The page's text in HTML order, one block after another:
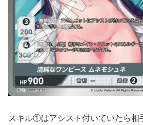
スキル①はアシスト付いていたら相